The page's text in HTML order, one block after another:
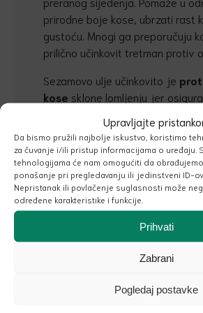
Upravljajte
Da bismo pružili najbolje iskustvo, koristimo
za čuvanje i/ili pristup informacijama o uređaju.
tehnologijama će nam omogućiti da
ponašanje pri pregledavanju ili jedinstveni ID-
Nepristanak ili povlačenje suglasnosti može
određene karakteristike i funkcije.
Prihvati
Zabrani
Pogledaj postavke
prirodne boje kose, ubrzati rast
gustoću. Mnogi ga preporučuju
prilično učinkovit tretman protiv
Sezamovo ulje učinkovito je
kose sklone lomljenju jer
kondicioniranja koja čuvaju kosu
visoke topline. Pomaže formirati
vanjskih onečišćenja i služi
učinkovito sredstvo zazaštitu
Ulje sjemenki američke
(Vaccinium macrocarpon) sadrži
specifičan gama tokotrienol koji
obnovu i vrlo je snažan
dajući joj sjaj i poboljšavajući